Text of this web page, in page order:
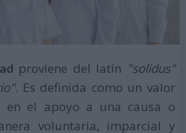
proviene del latín "solidus"
. Es definida como un valor
en el apoyo a una causa o
voluntaria, imparcial y